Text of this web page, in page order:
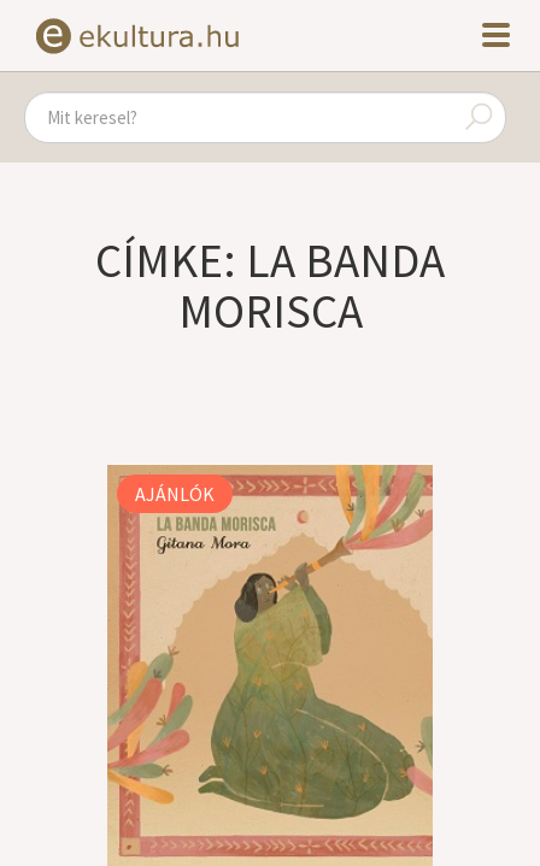
CÍMKE: LA BANDA
MORISCA
AJÁNLÓK